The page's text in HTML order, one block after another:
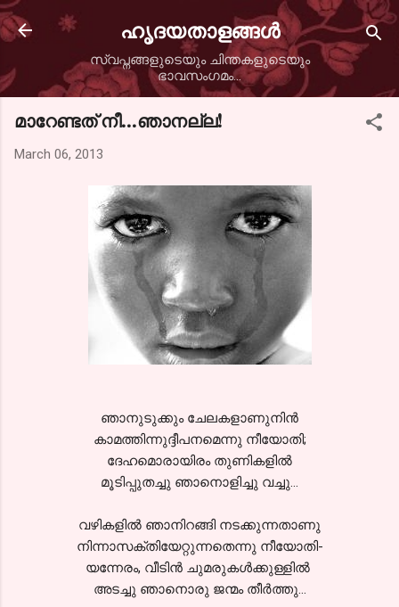
Skip to main content
ഹൃദയതാളങ്ങള്‍
സ്വപ്നങ്ങളുടെയും ചിന്തകളുടെയും
ഭാവസംഗമം...
മാറേണ്ടത് നീ...ഞാനല്ല!
March 06, 2013
ഞാനുടുക്കും ചേലകളാണുനിന്‍
കാമത്തിന്നുദ്ദീപനമെന്നു നീയോതി;
ദേഹമൊരായിരം തുണികളില്‍
മൂടിപ്പുതച്ചു ഞാനൊളിച്ചു വച്ചു...
വഴികളില്‍ ഞാനിറങ്ങി നടക്കുന്നതാണു
നിന്നാസക്തിയേറ്റുന്നതെന്നു നീയോതി-
യന്നേരം, വീടിന്‍ ചുമരുകള്‍ക്കുള്ളില്‍
അടച്ചു ഞാനൊരു ജന്മം തീര്‍ത്തു...